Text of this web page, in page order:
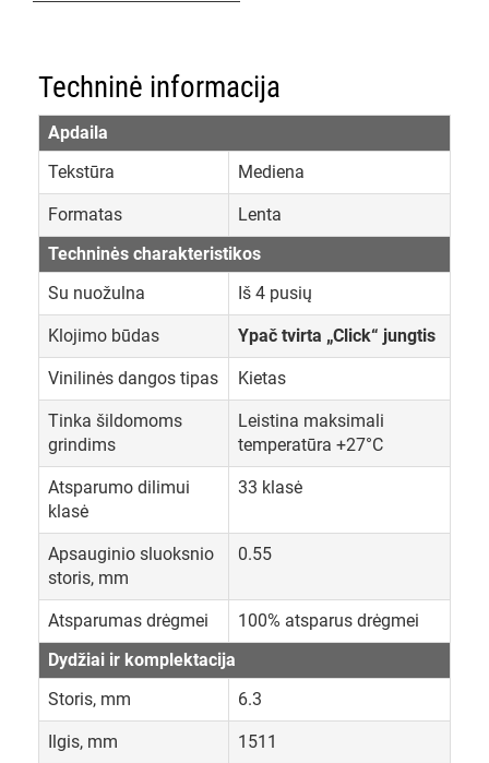
Techninė informacija
Apdaila
Tekstūra
Mediena
Formatas
Lenta
Techninės charakteristikos
Su nuožulna
Iš 4 pusių
Klojimo būdas Ypač tvirta „Click“ jungtis
Vinilinės dangos tipas Kietas
Tinka šildomoms
grindims
Leistina maksimali
temperatūra +27°C
Atsparumo dilimui
klasė
33 klasė
Apsauginio sluoksnio
storis, mm
0.55
Atsparumas drėgmei
100% atsparus drėgmei
Dydžiai ir komplektacija
Storis, mm
6.3
Ilgis, mm 1511